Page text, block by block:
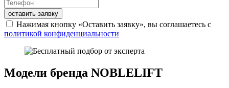
оставить заявку
Нажимая кнопку «Оставить заявку», вы соглашаетесь с
политикой конфиденциальности
Модели бренда NOBLELIFT